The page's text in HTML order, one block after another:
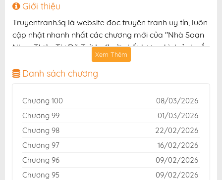
Giới thiệu
Truyentranh3q là website đọc truyện tranh uy tín, luôn
cập nhật nhanh nhất các chương mới của "Nhà Soạn
Nhạc Thiên Tài Đã Trở Lại" với chất lượng hình ảnh sắc
nét, bản dịch chuẩn và giao diện thân thiện, mang đến
trải nghiệm đọc truyện hấp dẫn, tiện lợi, hoàn toàn
miễn phí cho độc giả yêu thích truyện tranh online.
Xem Thêm
Danh sách chương
Chương 100
08/03/2026
Chương 99
01/03/2026
Chương 98
22/02/2026
Chương 97
16/02/2026
Chương 96
09/02/2026
Chương 95
09/02/2026